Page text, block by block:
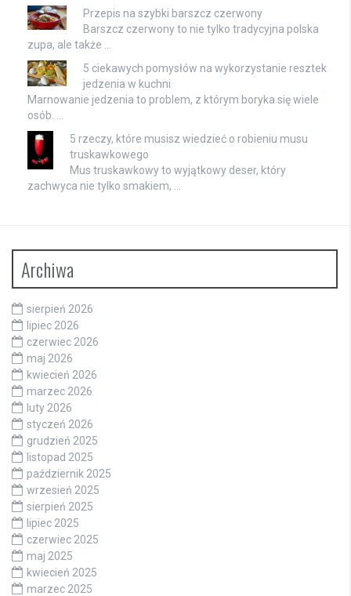
Przepis na szybki barszcz czerwony
Barszcz czerwony to nie tylko tradycyjna polska
zupa, ale także …
5 ciekawych pomysłów na wykorzystanie resztek
jedzenia w kuchni
Marnowanie jedzenia to problem, z którym boryka się wiele
osób. …
5 rzeczy, które musisz wiedzieć o robieniu musu
truskawkowego
Mus truskawkowy to wyjątkowy deser, który
zachwyca nie tylko smakiem, …
Archiwa
sierpień 2026
lipiec 2026
czerwiec 2026
maj 2026
kwiecień 2026
marzec 2026
luty 2026
styczeń 2026
grudzień 2025
listopad 2025
październik 2025
wrzesień 2025
sierpień 2025
lipiec 2025
czerwiec 2025
maj 2025
kwiecień 2025
marzec 2025